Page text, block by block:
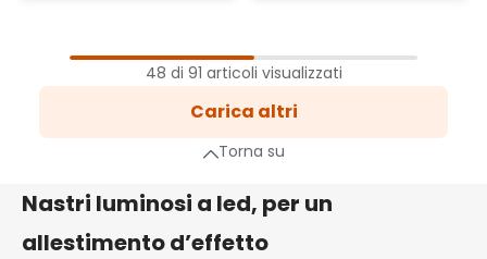
successiva
48 di 91 articoli visualizzati
Carica altri
Torna su
Nastri luminosi a led, per un
allestimento d’effetto